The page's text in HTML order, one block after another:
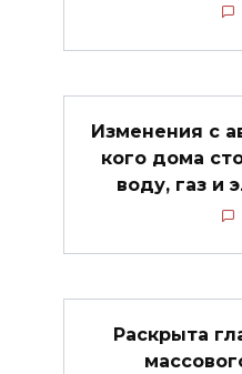
Изменения с
кого дома
воду, газ и
Раскрыта